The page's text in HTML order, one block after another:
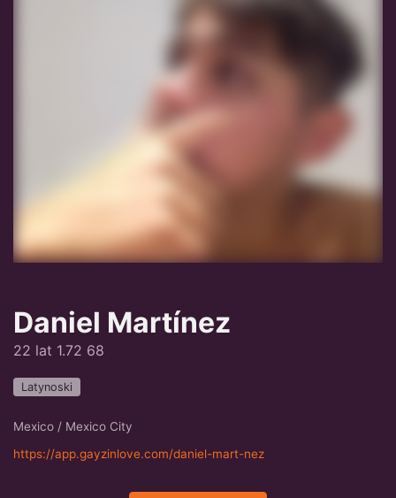
Daniel Martínez
22 lat 1.72 68
Latynoski
Mexico / Mexico City
https://app.gayzinlove.com/daniel-mart-nez